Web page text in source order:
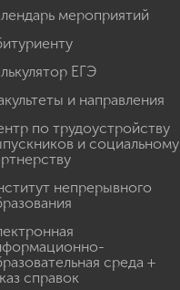
мероприятий
ЕГЭ
и направления
по трудоустройству
и социальному
непрерывного
среда +
справок